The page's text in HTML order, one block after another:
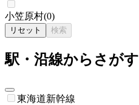
小笠原村(0)
リセット 検索
駅・沿線からさがす
東海道新幹線